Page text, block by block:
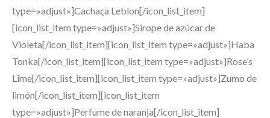
type=»adjust»]Cachaça Leblon[/icon_list_item]
[icon_list_item type=»adjust»]Sirope de azúcar de
Violeta[/icon_list_item][icon_list_item type=»adjust»]Haba
Tonka[/icon_list_item][icon_list_item type=»adjust»]Rose’s
Lime[/icon_list_item][icon_list_item type=»adjust»]Zumo de
limón[/icon_list_item][icon_list_item
type=»adjust»]Perfume de naranja[/icon_list_item]